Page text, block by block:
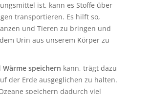
ist, kann es Stoffe über
transportieren. Es hilft so,
und Tieren zu bringen und
Urin aus unserem Körper zu
Wärme speichern kann, trägt dazu
der Erde ausgeglichen zu halten.
speichern dadurch viel